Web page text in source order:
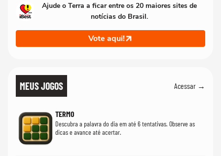
Ajude o Terra a ficar entre os 20 maiores sites de
notícias do Brasil.
Vote aqui!
MEUS JOGOS Acessar →
TERMO
Descubra a palavra do dia em até 6 tentativas. Observe as
dicas e avance até acertar.